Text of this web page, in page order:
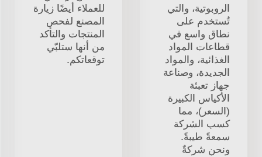
الروبوتية، والتي
تُستخدم على
نطاق واسع في
قطاعات المواد
الغذائية، والمواد
الجديدة، وصناعة
جهاز تعبئة
الأكياس الكبيرة
(السعر)، مما
كسب الشركة
سمعةً طيبةً.
ونحن شركةٌ
للعملاء أيضًا زيارة
المصنع لفحص
المنتجات والتأكد
من أنها ستلبّي
توقعاتكم.